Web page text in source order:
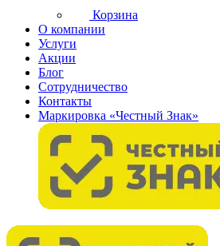
Корзина
О компании
Услуги
Акции
Блог
Сотрудничество
Контакты
Маркировка «Честный Знак»